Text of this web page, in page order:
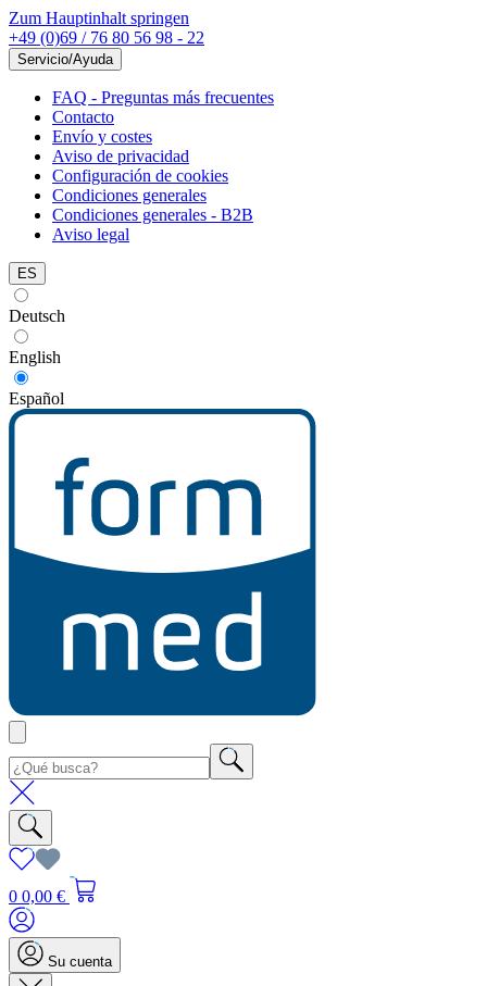
Zum Hauptinhalt springen
+49 (0)69 / 76 80 56 98 - 22
Servicio/Ayuda
FAQ - Preguntas más frecuentes
Contacto
Envío y costes
Aviso de privacidad
Configuración de cookies
Condiciones generales
Condiciones generales - B2B
Aviso legal
ES
Deutsch
English
Español
0 0,00 €
Su cuenta